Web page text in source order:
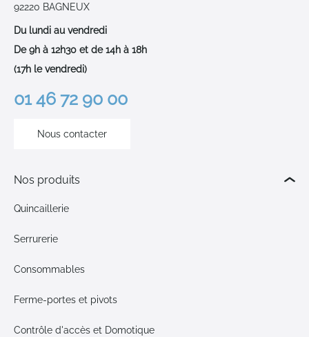
92220 BAGNEUX
Du lundi au vendredi
De 9h à 12h30 et de 14h à 18h
(17h le vendredi)
01 46 72 90 00
Nous contacter
Nos produits
Quincaillerie
Serrurerie
Consommables
Ferme-portes et pivots
Contrôle d'accès et Domotique